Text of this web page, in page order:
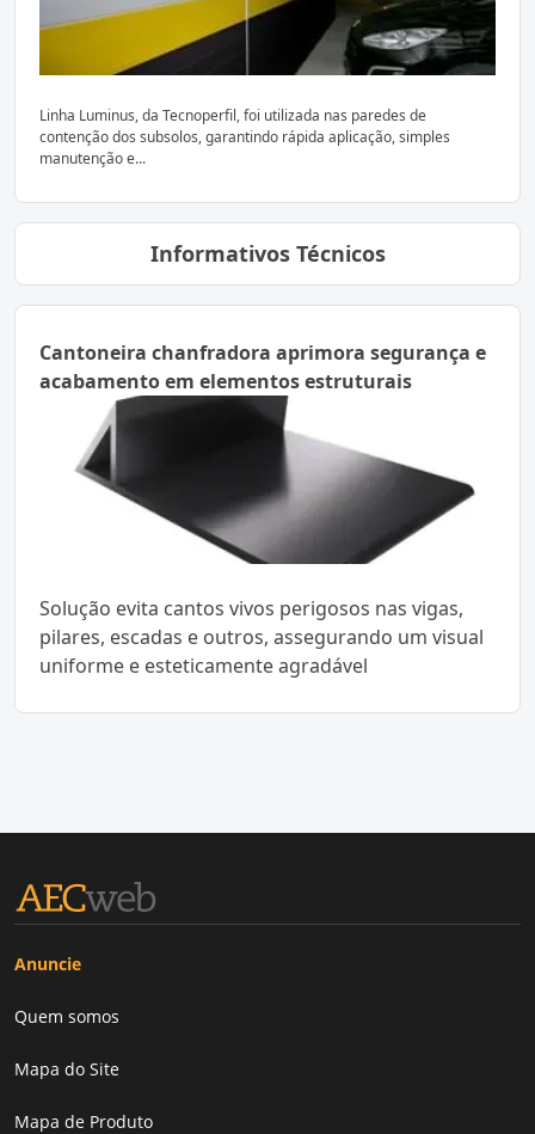
Linha Luminus, da Tecnoperfil, foi utilizada nas paredes de
contenção dos subsolos, garantindo rápida aplicação, simples
manutenção e...
Informativos Técnicos
Cantoneira chanfradora aprimora segurança e
acabamento em elementos estruturais
Solução evita cantos vivos perigosos nas vigas,
pilares, escadas e outros, assegurando um visual
uniforme e esteticamente agradável
Anuncie
Quem somos
Mapa do Site
Mapa de Produto